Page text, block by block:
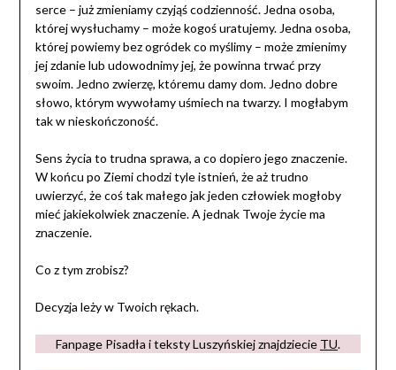
serce – już zmieniamy czyjąś codzienność. Jedna osoba,
której wysłuchamy – może kogoś uratujemy. Jedna osoba,
której powiemy bez ogródek co myślimy – może zmienimy
jej zdanie lub udowodnimy jej, że powinna trwać przy
swoim. Jedno zwierzę, któremu damy dom. Jedno dobre
słowo, którym wywołamy uśmiech na twarzy. I mogłabym
tak w nieskończoność.
Sens życia to trudna sprawa, a co dopiero jego znaczenie.
W końcu po Ziemi chodzi tyle istnień, że aż trudno
uwierzyć, że coś tak małego jak jeden człowiek mogłoby
mieć jakiekolwiek znaczenie. A jednak Twoje życie ma
znaczenie.
Co z tym zrobisz?
Decyzja leży w Twoich rękach.
Fanpage Pisadła i teksty Luszyńskiej znajdziecie TU.